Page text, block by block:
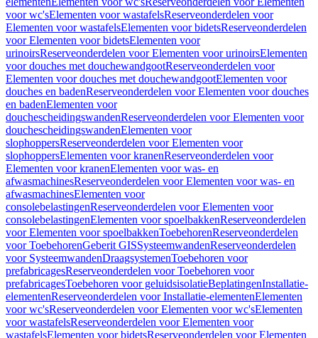
voor wc'sElementen voor wastafelsReserveonderdelen voor
Elementen voor wastafelsElementen voor bidetsReserveonderdelen
voor Elementen voor bidetsElementen voor
urinoirsReserveonderdelen voor Elementen voor urinoirsElementen
voor douches met douchewandgootReserveonderdelen voor
Elementen voor douches met douchewandgootElementen voor
douches en badenReserveonderdelen voor Elementen voor douches
en badenElementen voor
douchescheidingswandenReserveonderdelen voor Elementen voor
douchescheidingswandenElementen voor
slophoppersReserveonderdelen voor Elementen voor
slophoppersElementen voor kranenReserveonderdelen voor
Elementen voor kranenElementen voor was- en
afwasmachinesReserveonderdelen voor Elementen voor was- en
afwasmachinesElementen voor
consolebelastingenReserveonderdelen voor Elementen voor
consolebelastingenElementen voor spoelbakkenReserveonderdelen
voor Elementen voor spoelbakkenToebehorenReserveonderdelen
voor ToebehorenGeberit GISSysteemwandenReserveonderdelen
voor SysteemwandenDraagsystemenToebehoren voor
prefabricagesReserveonderdelen voor Toebehoren voor
prefabricagesToebehoren voor geluidsisolatieBeplatingenInstallatie-
elementenReserveonderdelen voor Installatie-elementenElementen
voor wc'sReserveonderdelen voor Elementen voor wc'sElementen
voor wastafelsReserveonderdelen voor Elementen voor
wastafelsElementen voor bidetsReserveonderdelen voor Elementen